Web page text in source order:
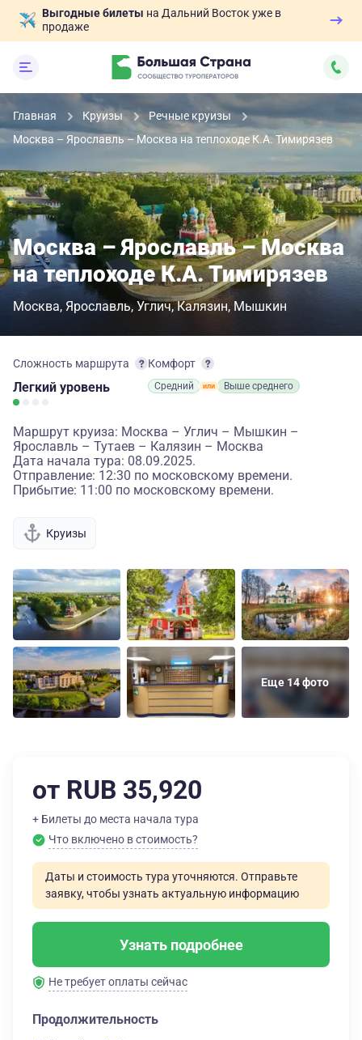
Выгодные билеты на Дальний Восток уже в
продаже
Главная Круизы
Речные круизы
Москва – Ярославль – Москва на теплоходе К.А. Тимирязев
Москва – Ярославль – Москва
на теплоходе К.А. Тимирязев
Москва Ярославль Углич Калязин Мышкин
Сложность маршрута
Легкий уровень
Комфорт
Средний Выше среднего
Маршрут круиза: Москва – Углич – Мышкин –
Ярославль – Тутаев – Калязин – Москва
Дата начала тура: 08.09.2025.
Отправление: 12:30 по московскому времени.
Прибытие: 11:00 по московскому времени.
Круизы
Еще 14 фото
от RUB 35,920
+ Билеты до места начала тура
Что включено в стоимость?
Даты и стоимость тура уточняются. Отправьте
заявку, чтобы узнать актуальную информацию
Узнать подробнее
Не требует оплаты сейчас
Продолжительность